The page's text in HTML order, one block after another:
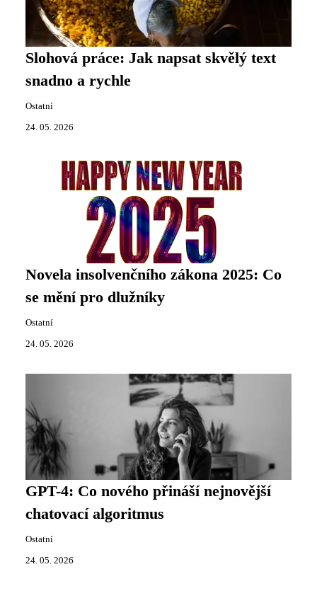
Slohová práce: Jak napsat skvělý text
snadno a rychle
Ostatní
24. 05. 2026
Novela insolvenčního zákona 2025: Co
se mění pro dlužníky
Ostatní
24. 05. 2026
GPT-4: Co nového přináší nejnovější
chatovací algoritmus
Ostatní
24. 05. 2026